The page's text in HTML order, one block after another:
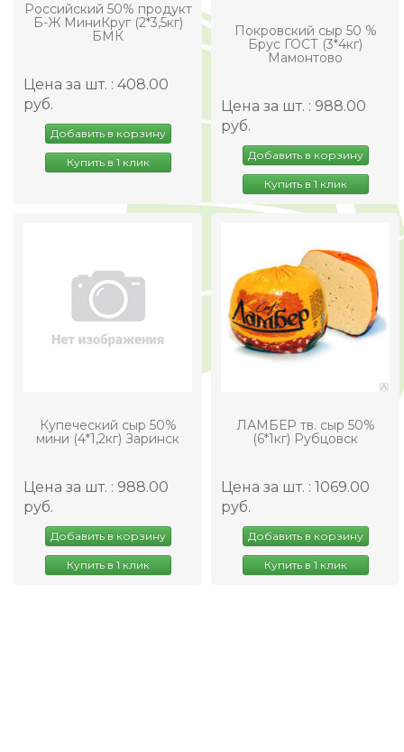
Российский 50% продукт
Б-Ж МиниКруг (2*3,5кг)
БМК
Цена за шт. : 408.00
руб.
Добавить в корзину
Купить в 1 клик
Покровский сыр 50 %
Брус ГОСТ (3*4кг)
Мамонтово
Цена за шт. : 988.00
руб.
Добавить в корзину
Купить в 1 клик
Купеческий сыр 50%
мини (4*1,2кг) Заринск
Цена за шт. : 988.00
руб.
Добавить в корзину
Купить в 1 клик
ЛАМБЕР тв. сыр 50%
(6*1кг) Рубцовск
Цена за шт. : 1069.00
руб.
Добавить в корзину
Купить в 1 клик